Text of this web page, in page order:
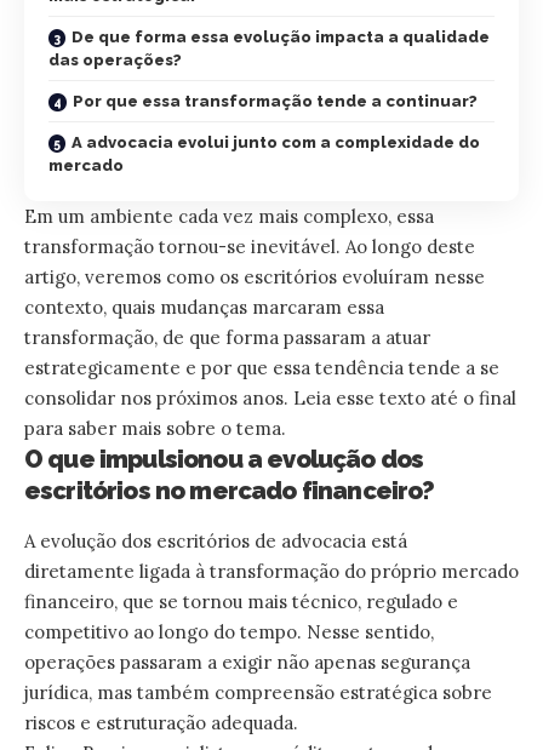
De que forma essa evolução impacta a qualidade
das operações?
Por que essa transformação tende a continuar?
A advocacia evolui junto com a complexidade do
mercado
Em um ambiente cada vez mais complexo, essa
transformação tornou-se inevitável. Ao longo deste
artigo, veremos como os escritórios evoluíram nesse
contexto, quais mudanças marcaram essa
transformação, de que forma passaram a atuar
estrategicamente e por que essa tendência tende a se
consolidar nos próximos anos. Leia esse texto até o final
para saber mais sobre o tema.
O que impulsionou a evolução dos
escritórios no mercado financeiro?
A evolução dos escritórios de advocacia está
diretamente ligada à transformação do próprio mercado
financeiro, que se tornou mais técnico, regulado e
competitivo ao longo do tempo. Nesse sentido,
operações passaram a exigir não apenas segurança
jurídica, mas também compreensão estratégica sobre
riscos e estruturação adequada.